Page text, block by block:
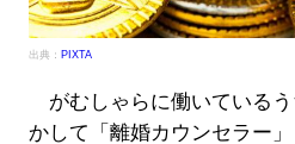
出典： PIXTA
がむしゃらに働いている
かして「離婚カウンセラー